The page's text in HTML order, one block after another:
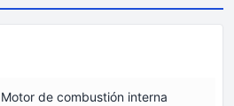
Motor de combustión interna